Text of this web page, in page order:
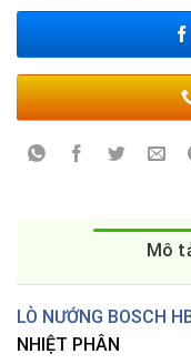
Mô
LÒ NƯỚNG BOSCH
NHIỆT PHÂN